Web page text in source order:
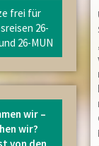
frei für
26-
26-MUN
wir –
wir?
von den